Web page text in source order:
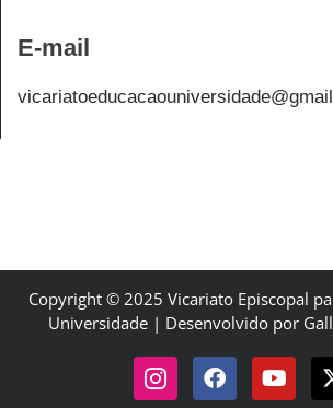
E-mail
Copyright © 2025 Vicariato Episcopal
Universidade | Desenvolvido por